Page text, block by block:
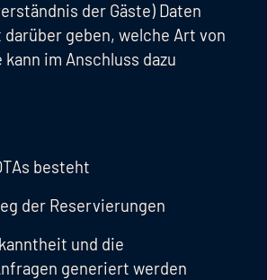
der Gäste) Daten
geben, welche Art von
im Anschluss dazu
besteht
der Reservierungen
und die
generiert werden